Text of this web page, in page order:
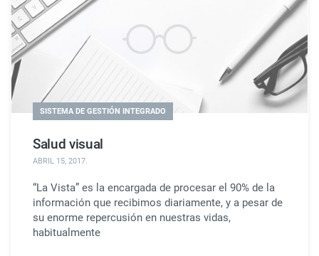
SISTEMA DE GESTIÓN INTEGRADO
Salud visual
ABRIL 15, 2017.
“La Vista” es la encargada de procesar el 90% de la
información que recibimos diariamente, y a pesar de
su enorme repercusión en nuestras vidas,
habitualmente